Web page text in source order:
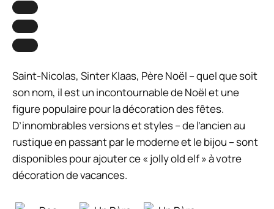
Saint-Nicolas, Sinter Klaas, Père Noël – quel que soit
son nom, il est un incontournable de Noël et une
figure populaire pour la décoration des fêtes.
D’innombrables versions et styles – de l’ancien au
rustique en passant par le moderne et le bijou – sont
disponibles pour ajouter ce « jolly old elf » à votre
décoration de vacances.